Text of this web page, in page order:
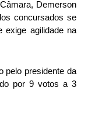
Demerson
concursados se
agilidade na
pelo presidente da
por 9 votos a 3